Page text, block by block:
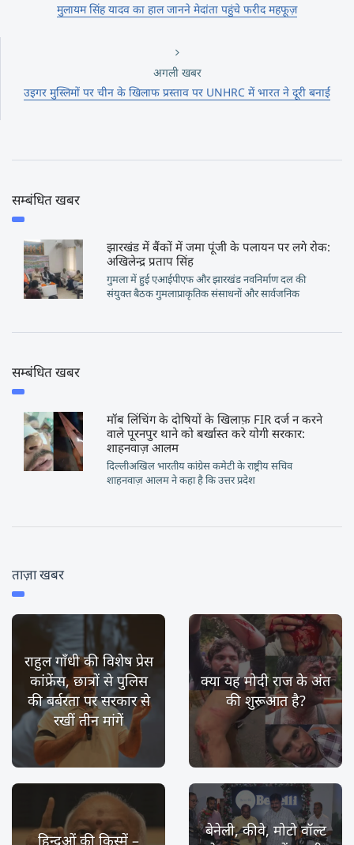
मुलायम सिंह यादव का हाल जानने मेदांता पहुंचे फरीद महफूज़
अगली खबर
उइगर मुस्लिमों पर चीन के खिलाफ प्रस्ताव पर UNHRC में भारत ने दूरी बनाई
सम्बंधित खबर
झारखंड में बैंकों में जमा पूंजी के पलायन पर लगे रोक:
अखिलेन्द्र प्रताप सिंह
गुमला में हुई एआईपीएफ और झारखंड नवनिर्माण दल की
संयुक्त बैठक गुमलाप्राकृतिक संसाधनों और सार्वजनिक
सम्बंधित खबर
मॉब लिंचिंग के दोषियों के खिलाफ़ FIR दर्ज न करने
वाले पूरनपुर थाने को बर्खास्त करे योगी सरकार:
शाहनवाज़ आलम
दिल्लीअखिल भारतीय कांग्रेस कमेटी के राष्ट्रीय सचिव
शाहनवाज़ आलम ने कहा है कि उत्तर प्रदेश
ताज़ा खबर
राहुल गाँधी की विशेष प्रेस
कांफ्रेंस, छात्रों से पुलिस
की बर्बरता पर सरकार से
रखीं तीन मांगें
क्या यह मोदी राज के अंत
की शुरूआत है?
हिन्दुओं की किस्में –
बेनेली, कीवे, मोटो वॉल्ट